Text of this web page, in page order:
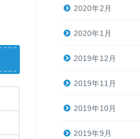
2020年2月
2020年1月
2019年12月
2019年11月
2019年10月
2019年9月